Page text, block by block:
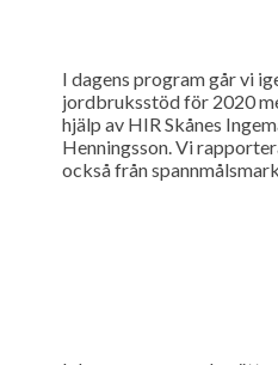
I dagens program går vi
jordbruksstöd för 2020
hjälp av HIR Skånes
Henningsson. Vi
också från